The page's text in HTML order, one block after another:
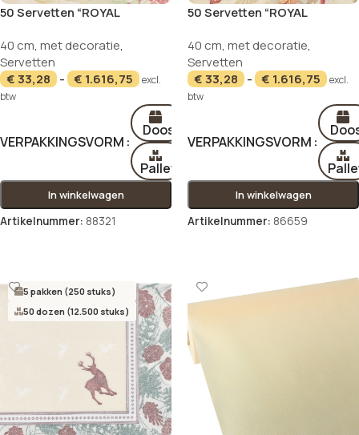
50 Servetten “ROYAL
40 cm “Autumn Leaves”
40 cm, met decoratie,
Servetten
€33,28 - € 1.616,75
excl.
btw
VERPAKKINGSVORM
Doos
Pallet
In winkelwagen
Artikelnummer: 88321
50 Servetten “ROYAL
40 cm “Autumn Colours”
40 cm, met decoratie,
Servetten
€33,28 - € 1.616,75
excl.
btw
VERPAKKINGSVORM
In winkelwagen
Artikelnummer: 86659
5 pakken (250 stuks)
50 dozen (12.500 stuks)